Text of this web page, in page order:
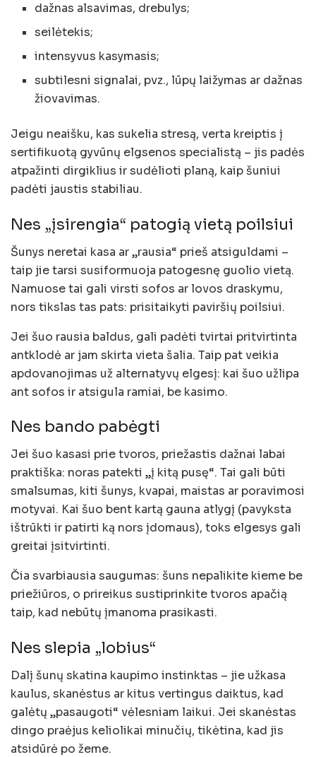
dažnas alsavimas, drebulys;
seilėtekis;
intensyvus kasymasis;
subtilesni signalai, pvz., lūpų laižymas ar dažnas
žiovavimas.
Jeigu neaišku, kas sukelia stresą, verta kreiptis į
sertifikuotą gyvūnų elgsenos specialistą – jis padės
atpažinti dirgiklius ir sudėlioti planą, kaip šuniui
padėti jaustis stabiliau.
Nes „įsirengia“ patogią vietą poilsiui
Šunys neretai kasa ar „rausia“ prieš atsiguldami –
taip jie tarsi susiformuoja patogesnę guolio vietą.
Namuose tai gali virsti sofos ar lovos draskymu,
nors tikslas tas pats: prisitaikyti paviršių poilsiui.
Jei šuo rausia baldus, gali padėti tvirtai pritvirtinta
antklodė ar jam skirta vieta šalia. Taip pat veikia
apdovanojimas už alternatyvų elgesį: kai šuo užlipa
ant sofos ir atsigula ramiai, be kasimo.
Nes bando pabėgti
Jei šuo kasasi prie tvoros, priežastis dažnai labai
praktiška: noras patekti „į kitą pusę“. Tai gali būti
smalsumas, kiti šunys, kvapai, maistas ar poravimosi
motyvai. Kai šuo bent kartą gauna atlygį (pavyksta
ištrūkti ir patirti ką nors įdomaus), toks elgesys gali
greitai įsitvirtinti.
Čia svarbiausia saugumas: šuns nepalikite kieme be
priežiūros, o prireikus sustiprinkite tvoros apačią
taip, kad nebūtų įmanoma prasikasti.
Nes slepia „lobius“
Dalį šunų skatina kaupimo instinktas – jie užkasa
kaulus, skanėstus ar kitus vertingus daiktus, kad
galėtų „pasaugoti“ vėlesniam laikui. Jei skanėstas
dingo praėjus keliolikai minučių, tikėtina, kad jis
atsidūrė po žeme.